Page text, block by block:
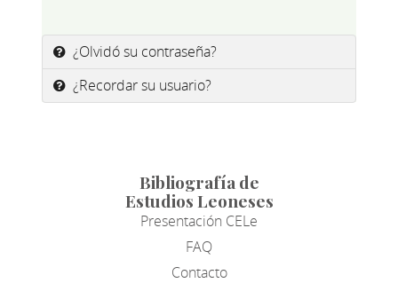
¿Olvidó su contraseña?
¿Recordar su usuario?
Bibliografía de
Estudios Leoneses
Presentación CELe
FAQ
Contacto